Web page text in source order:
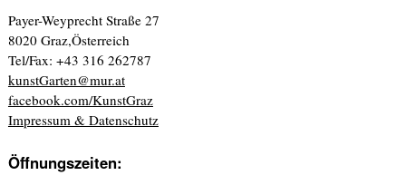
Payer-Weyprecht Straße 27
8020 Graz,Österreich
Tel/Fax: +43 316 262787
kunstGarten@mur.at
facebook.com/KunstGraz
Impressum & Datenschutz
Öffnungszeiten: